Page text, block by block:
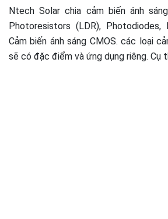
Ntech Solar chia cảm biến ánh
Photoresistors (LDR), Photodiodes,
Cảm biến ánh sáng CMOS. các loại
sẽ có đặc điểm và ứng dụng riêng. Cụ